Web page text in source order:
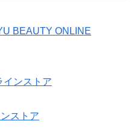
BEAUTY ONLINE
インストア
ストア